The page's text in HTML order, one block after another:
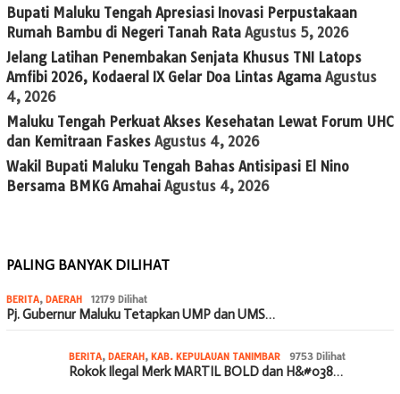
Bupati Maluku Tengah Apresiasi Inovasi Perpustakaan
Rumah Bambu di Negeri Tanah Rata Agustus 5, 2026
Jelang Latihan Penembakan Senjata Khusus TNI Latops
Amfibi 2026, Kodaeral IX Gelar Doa Lintas Agama Agustus
4, 2026
Maluku Tengah Perkuat Akses Kesehatan Lewat Forum UHC
dan Kemitraan Faskes Agustus 4, 2026
Wakil Bupati Maluku Tengah Bahas Antisipasi El Nino
Bersama BMKG Amahai Agustus 4, 2026
PALING BANYAK DILIHAT
BERITA, DAERAH 12179 Dilihat
Pj. Gubernur Maluku Tetapkan UMP dan UMS…
BERITA, DAERAH, KAB. KEPULAUAN TANIMBAR 9753 Dilihat
Rokok Ilegal Merk MARTIL BOLD dan H&#038…